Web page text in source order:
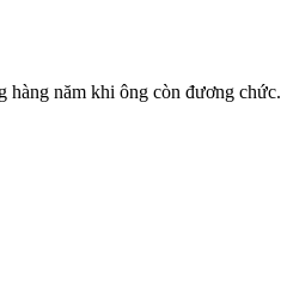
hàng năm khi ông còn đương chức.